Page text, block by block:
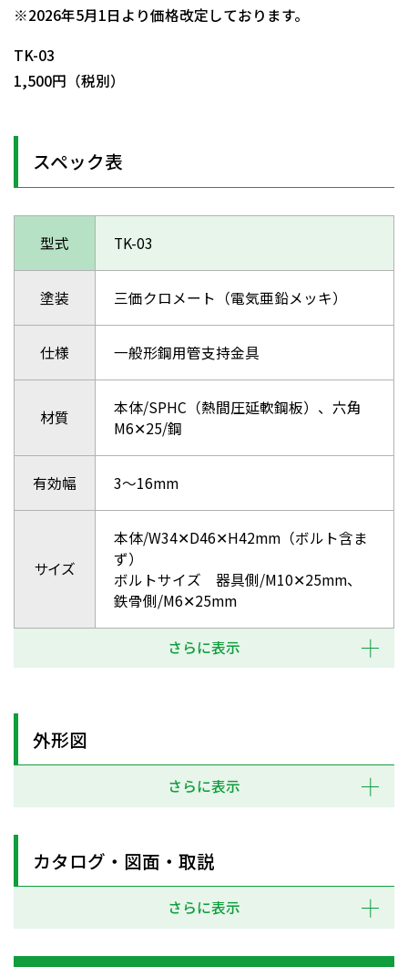
※2026年5月1日より価格改定しております。
TK-03
1,500円（税別）
スペック表
型式 TK-03
塗装 三価クロメート（電気亜鉛メッキ）
仕様 一般形鋼用管支持金具
材質
本体/SPHC（熱間圧延軟鋼板）、六角
M6✕25/鋼
有効幅 3～16mm
サイズ
本体/W34✕D46✕H42mm（ボルト含ま
ず）
ボルトサイズ 器具側/M10✕25mm、
鉄骨側/M6✕25mm
さらに表示
外形図
さらに表示
カタログ・図面・取説
さらに表示